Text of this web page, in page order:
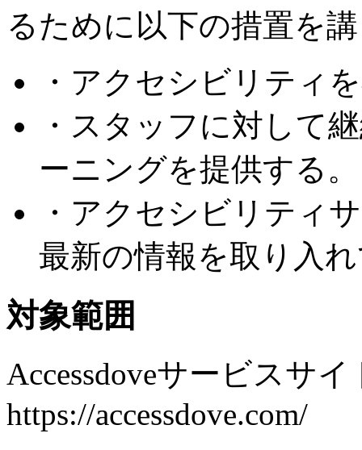
るために以下の措置を
・アクセシビリティ
・スタッフに対して
ーニングを提供する。
・アクセシビリティ
最新の情報を取り入
対象範囲
Accessdoveサービスサ
https://accessdove.com/